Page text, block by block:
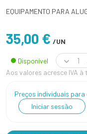
EQUIPAMENTO PARA
35,00 € /UN
Disponível
Aos valores acresce IVA à
Preços individuais
Iniciar sessão